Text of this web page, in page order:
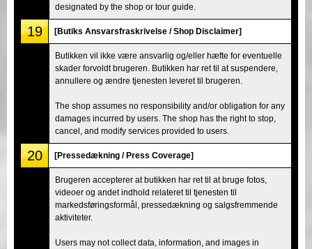
designated by the shop or tour guide.
19 [Butiks Ansvarsfraskrivelse / Shop Disclaimer]
Butikken vil ikke være ansvarlig og/eller hæfte for eventuelle
skader forvoldt brugeren. Butikken har ret til at suspendere,
annullere og ændre tjenesten leveret til brugeren.
The shop assumes no responsibility and/or obligation for any
damages incurred by users. The shop has the right to stop,
cancel, and modify services provided to users.
20 [Pressedækning / Press Coverage]
Brugeren accepterer at butikken har ret til at bruge fotos,
videoer og andet indhold relateret til tjenesten til
markedsføringsformål, pressedækning og salgsfremmende
aktiviteter.
Users may not collect data, information, and images in